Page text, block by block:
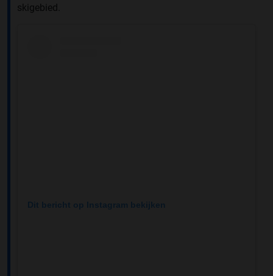
skigebied.
Dit bericht op Instagram bekijken